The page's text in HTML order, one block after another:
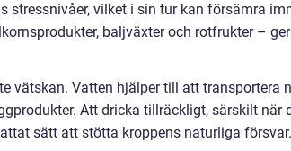
stressnivåer, vilket i sin tur kan försämra
baljväxter och rotfrukter –
vätskan. Vatten hjälper till att transportera
Att dricka tillräckligt, särskilt
sätt att stötta kroppens naturliga försvar.